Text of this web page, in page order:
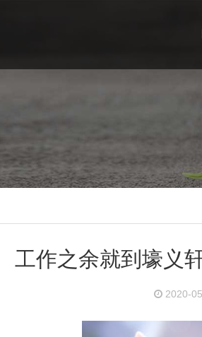
工作之余就到壕义
2020-